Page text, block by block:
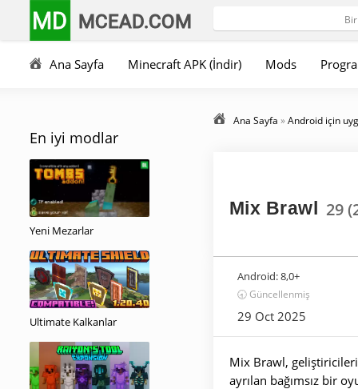
MD MCEAD.COM
Ana Sayfa Minecraft APK (İndir) Mods
En iyi modlar
Yeni Mezarlar
Ultimate Kalkanlar
Ana Sayfa »Android için
Mix Brawl 29
Android:8,0+
🕣 Güncellenmiş
29 Oct 2025
Mix Brawl,
ayrılan bağımsız bir